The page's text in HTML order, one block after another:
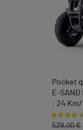
Pocket
E-
: 24
Prix de
529,00 €
Prix